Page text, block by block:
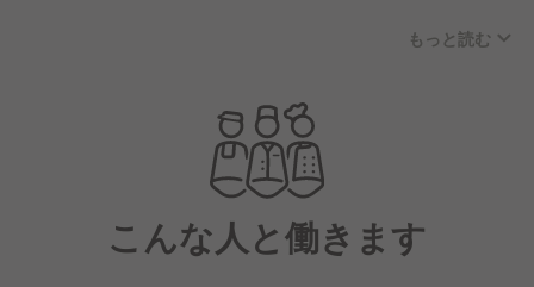
テーマに、都会の喧騒を離れ、豊かな自然の中で心身
館内には「銀河」をイメージしたレストランがあり、
地元長野県の旬の素材を活かした創作和食を提供して
朝食・夕食ともにすべてサーブ形式で提供しており、
ビュッフェ形式ではありません。 サービススタッフ
もっと読む
こんな人と働きます